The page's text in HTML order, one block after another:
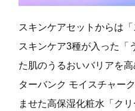
スキンケアセットからは
スキンケア3種が入った「
た肌のうるおいバリアを
ターバンク モイスチャー
ませた高保湿化粧水「ク